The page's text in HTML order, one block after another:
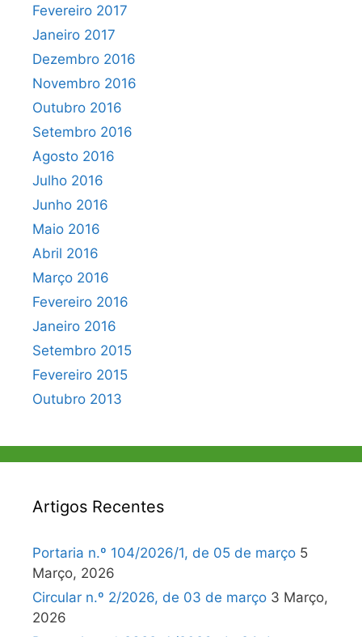
Fevereiro 2017
Janeiro 2017
Dezembro 2016
Novembro 2016
Outubro 2016
Setembro 2016
Agosto 2016
Julho 2016
Junho 2016
Maio 2016
Abril 2016
Março 2016
Fevereiro 2016
Janeiro 2016
Setembro 2015
Fevereiro 2015
Outubro 2013
Artigos Recentes
Portaria n.º 104/2026/1, de 05 de março 5
Março, 2026
Circular n.º 2/2026, de 03 de março 3 Março,
2026